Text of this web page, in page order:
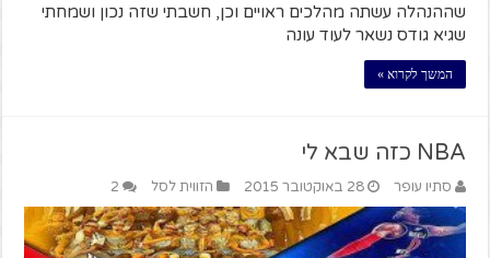
שההנהלה עשתה מהלכים ראויים וכן, חשבתי שזה נכון ושמחתי
שגיא גודס נשאר לעוד עונה
המשך לקרוא »
NBA כזה שבא לי
סתיו עופר 28 באוקטובר 2015 הזווית לסל 2